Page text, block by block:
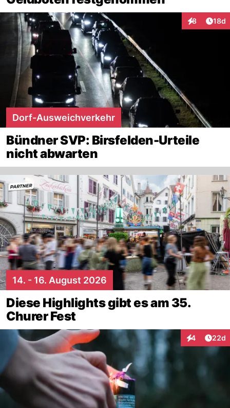
8
Interaktionen
18d
Dorf-Ausweichverkehr
Bündner SVP: Birsfelden-Urteile
nicht abwarten
14. - 16. August 2026
Diese Highlights gibt es am 35.
Churer Fest
4
Interaktionen
22d